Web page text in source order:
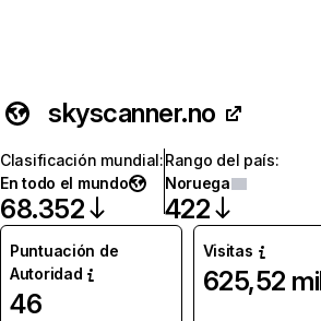
skyscanner.no
Clasificación mundial:
En todo el mundo
68.352
Rango del país:
Noruega
422
Puntuación de
Autoridad
46
Visitas
625,52